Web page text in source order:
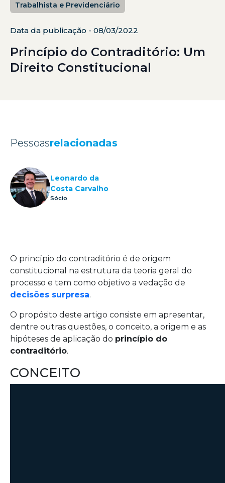
Trabalhista e Previdenciário
Data da publicação - 08/03/2022
Princípio do Contraditório: Um
Direito Constitucional
Pessoasrelacionadas
Leonardo da
Costa Carvalho
Sócio
O princípio do contraditório é de origem
constitucional na estrutura da teoria geral do
processo e tem como objetivo a vedação de
decisões surpresa.
O propósito deste artigo consiste em apresentar,
dentre outras questões, o conceito, a origem e as
hipóteses de aplicação do princípio do
contraditório.
CONCEITO